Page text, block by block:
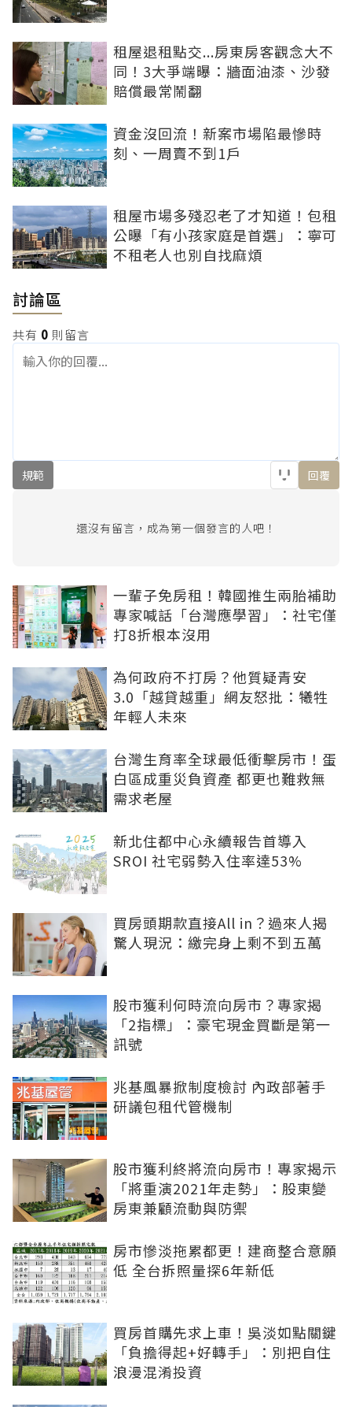
租屋退租點交...房東房客觀念大不
同！3大爭端曝：牆面油漆、沙發
賠償最常鬧翻
資金沒回流！新案市場陷最慘時
刻、一周賣不到1戶
租屋市場多殘忍老了才知道！包租
公曝「有小孩家庭是首選」：寧可
不租老人也別自找麻煩
討論區
共有 0 則留言
規範 回覆
還沒有留言，成為第一個發言的人吧！
一輩子免房租！韓國推生兩胎補助
專家喊話「台灣應學習」：社宅僅
打8折根本沒用
為何政府不打房？他質疑青安
3.0「越貸越重」網友怒批：犧牲
年輕人未來
台灣生育率全球最低衝擊房市！蛋
白區成重災負資產 都更也難救無
需求老屋
新北住都中心永續報告首導入
SROI 社宅弱勢入住率達53%
買房頭期款直接All in？過來人揭
驚人現況：繳完身上剩不到五萬
股市獲利何時流向房市？專家揭
「2指標」：豪宅現金買斷是第一
訊號
兆基風暴掀制度檢討 內政部著手
研議包租代管機制
股市獲利終將流向房市！專家揭示
「將重演2021年走勢」：股東變
房東兼顧流動與防禦
房市慘淡拖累都更！建商整合意願
低 全台拆照量探6年新低
買房首購先求上車！吳淡如點關鍵
「負擔得起+好轉手」：別把自住
浪漫混淆投資